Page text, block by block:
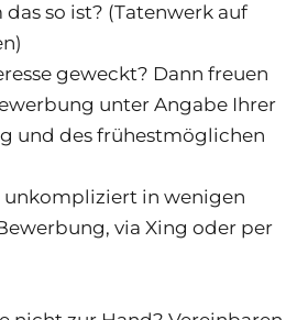
so ist? (Tatenwerk auf
geweckt? Dann freuen
unter Angabe Ihrer
und des frühestmöglichen
unkompliziert in wenigen
via Xing oder per